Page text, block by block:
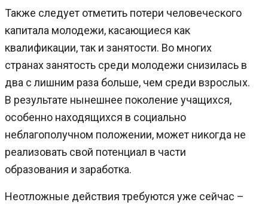
Также следует отметить потери человеческого
капитала молодежи, касающиеся как
квалификации, так и занятости. Во многих
странах занятость среди молодежи снизилась в
два с лишним раза больше, чем среди взрослых.
В результате нынешнее поколение учащихся,
особенно находящихся в социально
неблагополучном положении, может никогда не
реализовать свой потенциал в части
образования и заработка.
Неотложные действия требуются уже сейчас –